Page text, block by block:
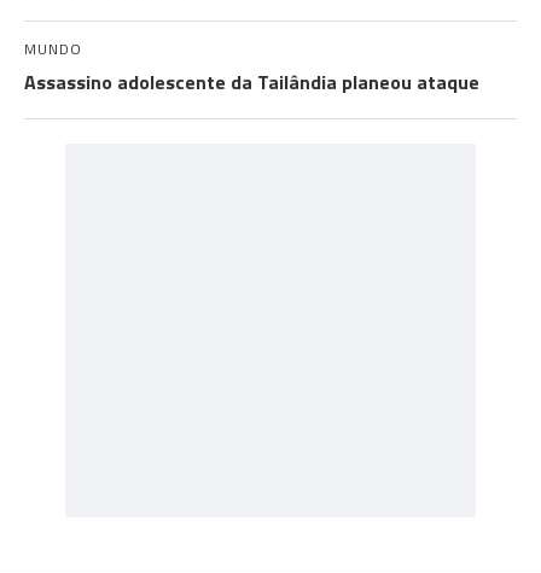
MUNDO
Assassino adolescente da Tailândia planeou ataque